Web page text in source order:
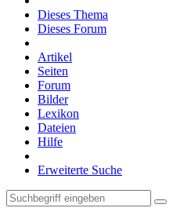
Dieses Thema
Dieses Forum
Artikel
Seiten
Forum
Bilder
Lexikon
Dateien
Hilfe
Erweiterte Suche